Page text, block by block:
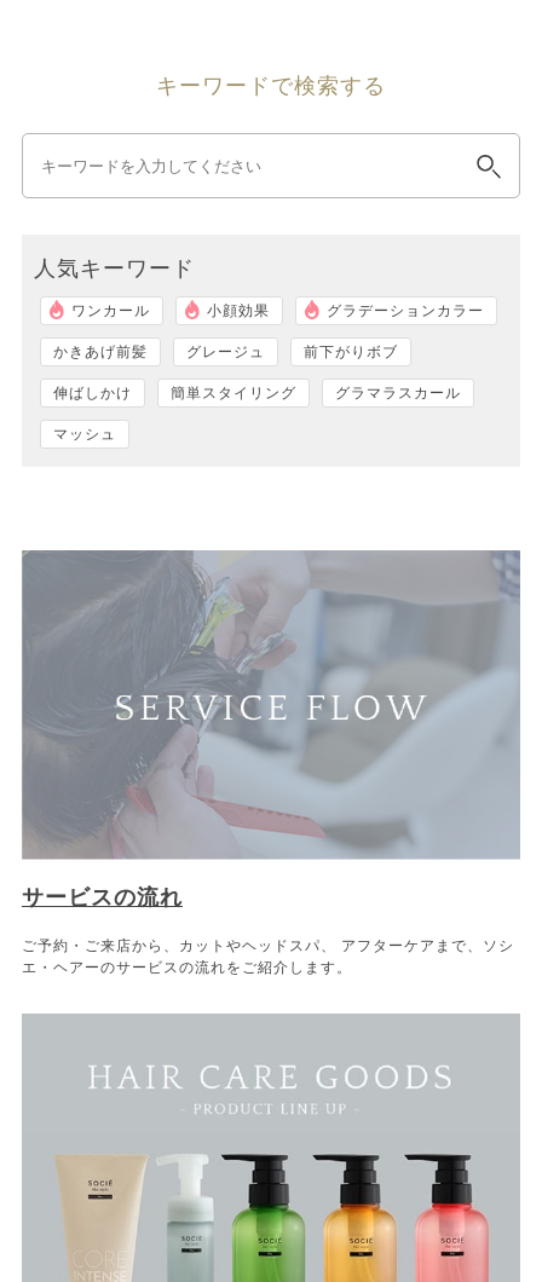
キーワードで検索する
人気キーワード
ワンカール 小顔効果 グラデーションカラー
かきあげ前髪 グレージュ 前下がりボブ
伸ばしかけ 簡単スタイリング グラマラスカール
マッシュ
サービスの流れ
ご予約・ご来店から、カットやヘッドスパ、 アフターケアまで、ソシ
エ・ヘアーのサービスの流れをご紹介します。